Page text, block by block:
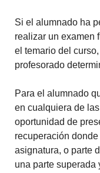
Si el alumnado ha
realizar un examen
el temario del
profesorado
Para el alumnado
en cualquiera de
oportunidad de
recuperación
asignatura, o parte
una parte superada